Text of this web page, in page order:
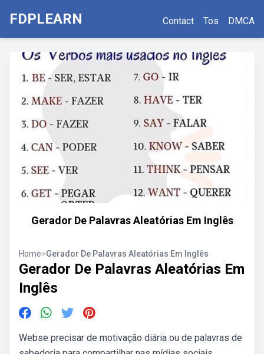
FDPLEARN Contact Tos DMCA
Gerador De Palavras Aleatórias Em Inglês
Home>Gerador De Palavras Aleatórias Em Inglês
Gerador De Palavras Aleatórias Em
Inglês
Webse precisar de motivação diária ou de palavras de